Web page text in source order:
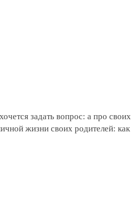
задать вопрос: а про своих
жизни своих родителей: как